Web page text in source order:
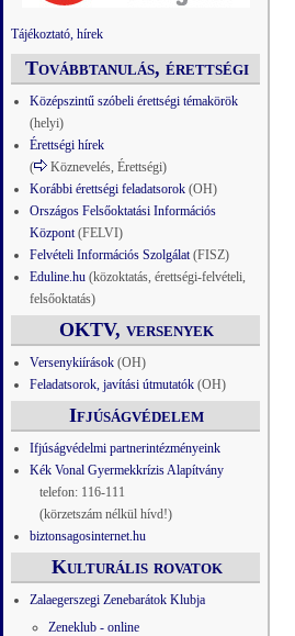
Tájékoztató, hírek
Továbbtanulás, érettségi
Középszintű szóbeli érettségi témakörök
(helyi)
Érettségi hírek
(
Köznevelés, Érettségi)
Korábbi érettségi feladatsorok (OH)
Országos Felsőoktatási Információs
Központ(FELVI)
Felvételi Információs Szolgálat(FISZ)
Eduline.hu (közoktatás, érettségi-felvételi,
felsőoktatás)
OKTV, versenyek
Versenykiírások (OH)
Feladatsorok, javítási útmutatók (OH)
Ifjúságvédelem
Ifjúságvédelmi partnerintézményeink
Kék Vonal Gyermekkrízis Alapítvány
telefon: 116-111
(körzetszám nélkül hívd!)
biztonsagosinternet.hu
Kulturális rovatok
Zalaegerszegi Zenebarátok Klubja
Zeneklub - online